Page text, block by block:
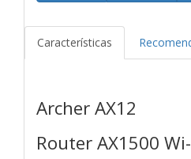
Características
Archer AX12
Router AX1500